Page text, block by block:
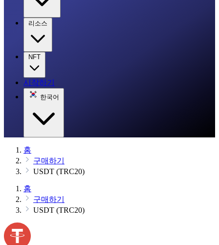
리소스
NFT
시작하기
한국어
홈
구매하기
USDT (TRC20)
홈
구매하기
USDT (TRC20)